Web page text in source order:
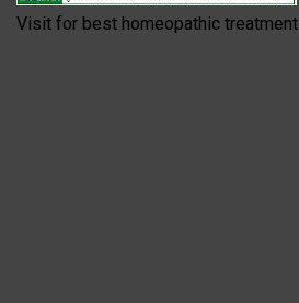
Visit for best homeopathic treatment